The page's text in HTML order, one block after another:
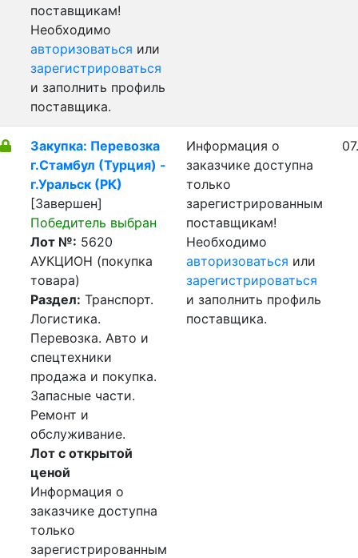
поставщикам!
Необходимо
авторизоваться или
зарегистрироваться
и заполнить профиль
поставщика.
Закупка: Перевозка
г.Стамбул (Турция) -
г.Уральск (РК)
[Завершен]
Победитель выбран
Лот №: 5620
АУКЦИОН (покупка
товара)
Раздел: Транспорт.
Логистика.
Перевозка. Авто и
спецтехники
продажа и покупка.
Запасные части.
Ремонт и
обслуживание.
Лот с открытой
ценой
Информация о
заказчике доступна
только
зарегистрированным
Информация о
заказчике доступна
только
зарегистрированным
поставщикам!
Необходимо
авторизоваться или
зарегистрироваться
и заполнить профиль
поставщика.